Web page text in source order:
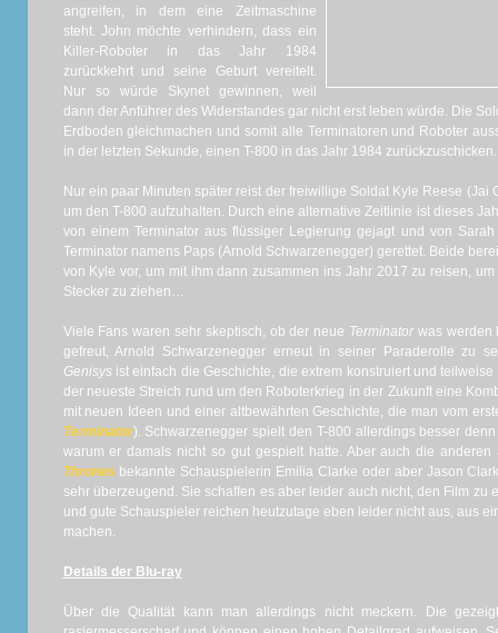
angreifen, in dem eine Zeitmaschine
steht. John möchte verhindern, dass ein
Killer-Roboter in das Jahr 1984
zurückkehrt und seine Geburt vereitelt.
Nur so würde Skynet gewinnen, weil
dann der Anführer des Widerstandes gar nicht erst leben würde. Die
Erdboden gleichmachen und somit alle Terminatoren und Roboter
in der letzten Sekunde, einen T-800 in das Jahr 1984 zurückzuschicken.
Nur ein paar Minuten später reist der freiwillige Soldat Kyle Reese (Jai
um den T-800 aufzuhalten. Durch eine alternative Zeitlinie ist dieses
von einem Terminator aus flüssiger Legierung gejagt und von
Terminator namens Paps (Arnold Schwarzenegger) gerettet. Beide
von Kyle vor, um mit ihm dann zusammen ins Jahr 2017 zu reisen,
Stecker zu ziehen…
Viele Fans waren sehr skeptisch, ob der neue Terminator was werden
gefreut, Arnold Schwarzenegger erneut in seiner Paraderolle zu
Genisysist einfach die Geschichte, die extrem konstruiert und
der neueste Streich rund um den Roboterkrieg in der Zukunft eine
mit neuen Ideen und einer altbewährten Geschichte, die man vom
Terminator). Schwarzenegger spielt den T-800 allerdings besser
warum er damals nicht so gut gespielt hatte. Aber auch die
Thrones bekannte Schauspielerin Emilia Clarke oder aber Jason
sehr überzeugend. Sie schaffen es aber leider auch nicht, den Film zu
und gute Schauspieler reichen heutzutage eben leider nicht aus, aus
machen.
Details der Blu-ray
Über die Qualität kann man allerdings nicht meckern. Die